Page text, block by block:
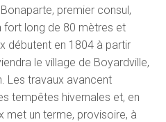
premier consul,
fort long de 80 mètres et
débutent en 1804 à partir
le village de Boyardville,
Les travaux avancent
tempêtes hivernales et, en
met un terme, provisoire, à